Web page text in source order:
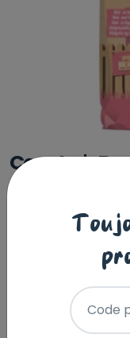
Country's
Country's Best PET
Choisir mon
Livraison àCode